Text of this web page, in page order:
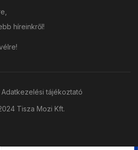
híreinkről!
Tisza Mozi Kft.
Adatkezelési tájékoztató